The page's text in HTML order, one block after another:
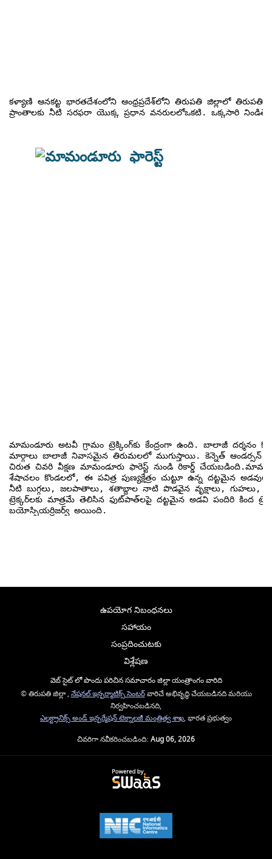
కళ్యాణి ఆనకట్ట భారతదేశంలోని ఆంధ్రప్రదేశ్‌లోని తిరుపతి జిల్లాలో తిరుపతి నగరం వద్ద స్వర్ణముఖి నదిపై నిర్మించినగ్రావిటీ డ్యామ్.ఈ ఆనకట్ట తిరుపతి నగరానికి మరియు దాని పరివాహక
ప్రాంతాలకు నీటి సరఫరా యొక్క ప్రధాన వనరులలోఒకటి. ఒక్కసారి నిండితే
మామండూరు అటవీ గ్రామం ట్రెక్కింగ్‌కు కేంద్రంగా ఉంది. బాలాజీ దర్శనం కోసం స్వరకర్త అన్నమాచార్య ఈ మార్గంలో నడిచినట్లు చరిత్ర సూచిస్తుంది. మామండూరు నుండి ట్రెక్
మార్గాలు బాలాజీ నివాసమైన తిరుమలలో ముగుస్తాయి. కెన్నెత్ ఆండర్సన్
చిరుత చివరి వీక్షణ మామండూరు ఫారెస్ట్ నుండి రికార్డ్
శేషాచలం కొండలలో, ఈ పవిత్ర పుణ్యక్షేత్రం చుట్టూ ఉన్న దట్టమైన
నీటి బుగ్గలు, జలపాతాలు, శతాబ్దాల నాటి పొడవైన వృక్షాలు, గుహలు, చరిత్రపూర్వ రాక్ పెయింటింగ్‌లు బీట్ ట్రాక్‌లో ఉన్నాయి
ట్రెక్కర్‌లకు మాత్రమే తెలిసిన ఫుట్‌పాత్‌లపై దట్టమైన అడవి పందిరి కింద ట్రెక్కింగ్ చేయడం ద్వారా మాత్రమే చేరుకోవచ్చు. ఆ విధంగా, శేషాచలం ఆంధ్రప్రదేశ్ రాష్ట్రంలో మొదటి
బయోస్పియర్రిజర్వ్ అయింది.
ఉపయోగ నిబంధనలు
సహాయం
సంప్రదించుటకు
విశ్లేషణ
వెబ్ సైట్ లో పొందు పరిచిన సమాచారం జిల్లా యంత్రాంగం వారిది
© తిరుపతి జిల్లా , నేషనల్ ఇన్ఫర్మాటిక్స్ సెంటర్వారిచే అభివృద్ధి చేయబడినది మరియు
నిర్వహించబడినది,
ఎలక్ట్రానిక్స్ అండ్ ఇన్ఫర్మేషన్ టెక్నాలజీ మంత్రిత్వ శాఖ, భారత ప్రభుత్వం
చివరిగా నవీకరించబడింది: Aug 06, 2026